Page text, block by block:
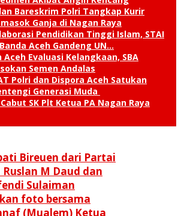
Bareskrim Polri Tangkap Kurir
Ganja di Nagan Raya
Pendidikan Tinggi Islam, STAI
Aceh Gandeng UN…
Evaluasi Kelangkaan, SBA
Semen Andalas
Polri dan Dispora Aceh Satukan
Generasi Muda
SK Plt Ketua PA Nagan Raya